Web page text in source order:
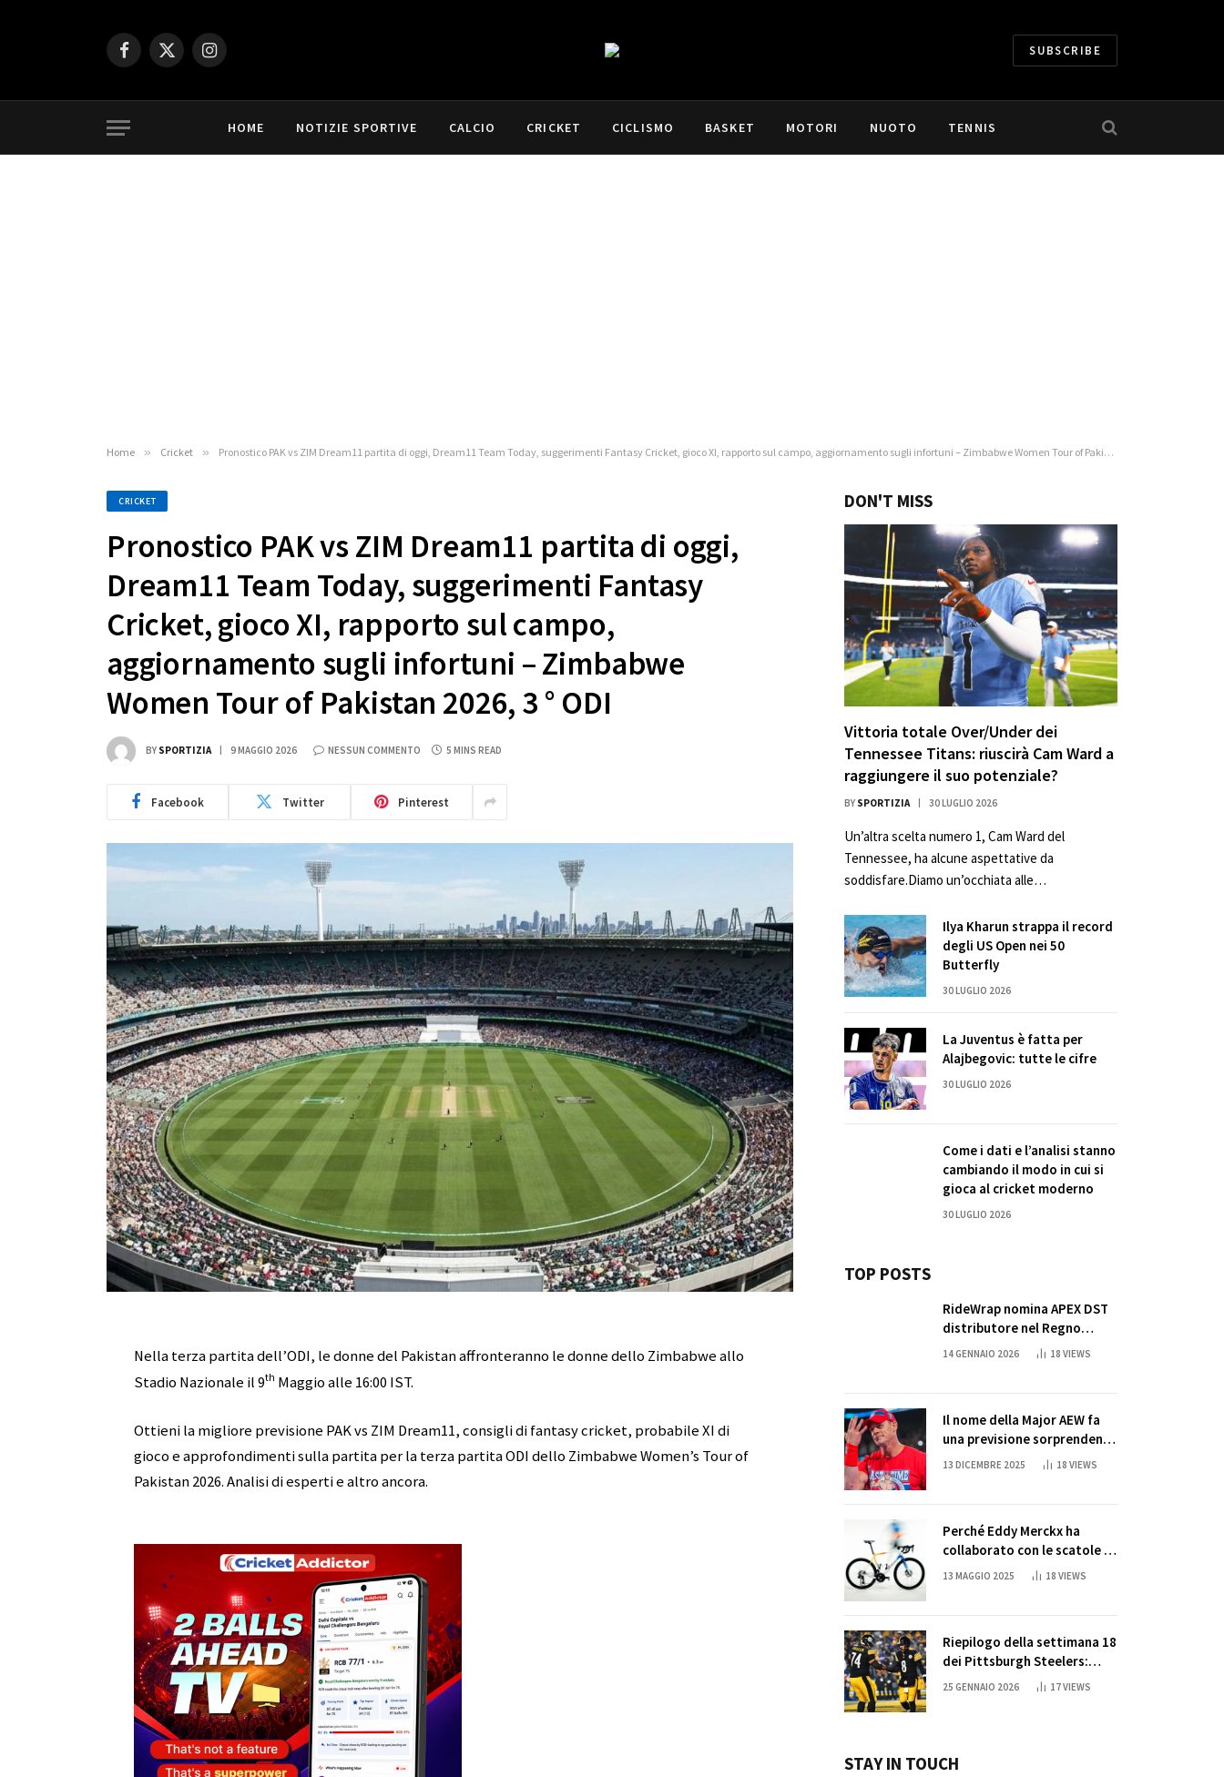
Facebook
X
Instagram SUBSCRIBE
HOME NOTIZIE SPORTIVE CALCIO CRICKET CICLISMO BASKET MOTORI NUOTO TENNIS
Home » Cricket » Pronostico PAK vs ZIM Dream11 partita di oggi, Dream11 Team Today, suggerimenti Fantasy Cricket, gioco XI, rapporto sul campo, aggiornamento sugli infortuni – Zimbabwe Women Tour of Pakistan 2026, 3 ° ODI
CRICKET
Pronostico PAK vs ZIM Dream11 partita di oggi,
Dream11 Team Today, suggerimenti Fantasy
Cricket, gioco XI, rapporto sul campo,
aggiornamento sugli infortuni – Zimbabwe
Women Tour of Pakistan 2026, 3 ° ODI
BY SPORTIZIA 9 MAGGIO 2026 NESSUN COMMENTO 5 MINS READ
Facebook Twitter Pinterest
Nella terza partita dell’ODI, le donne del Pakistan affronteranno le donne dello Zimbabwe allo
Stadio Nazionale il 9th Maggio alle 16:00 IST.
Ottieni la migliore previsione PAK vs ZIM Dream11, consigli di fantasy cricket, probabile XI di
gioco e approfondimenti sulla partita per la terza partita ODI dello Zimbabwe Women’s Tour of
Pakistan 2026. Analisi di esperti e altro ancora.
DON'T MISS
Vittoria totale Over/Under dei
Tennessee Titans: riuscirà Cam Ward a
raggiungere il suo potenziale?
BY SPORTIZIA 30 LUGLIO 2026
Un’altra scelta numero 1, Cam Ward del
Tennessee, ha alcune aspettative da
soddisfare.Diamo un’occhiata alle…
Ilya Kharun strappa il record
degli US Open nei 50
Butterfly
30 LUGLIO 2026
La Juventus è fatta per
Alajbegovic: tutte le cifre
30 LUGLIO 2026
Come i dati e l’analisi stanno
cambiando il modo in cui si
gioca al cricket moderno
30 LUGLIO 2026
TOP POSTS
RideWrap nomina APEX DST
distributore nel Regno
Unito
14 GENNAIO 2026 18 VIEWS
Il nome della Major AEW fa
una previsione sorprendente
per la partita di ritiro di
13 DICEMBRE 2025 18 VIEWS
Perché Eddy Merckx ha
collaborato con le scatole di
succo di Sun Capri
13 MAGGIO 2025 18 VIEWS
Riepilogo della settimana 18
dei Pittsburgh Steelers:
credi nei miracoli?
25 GENNAIO 2026 17VIEWS
STAY IN TOUCH